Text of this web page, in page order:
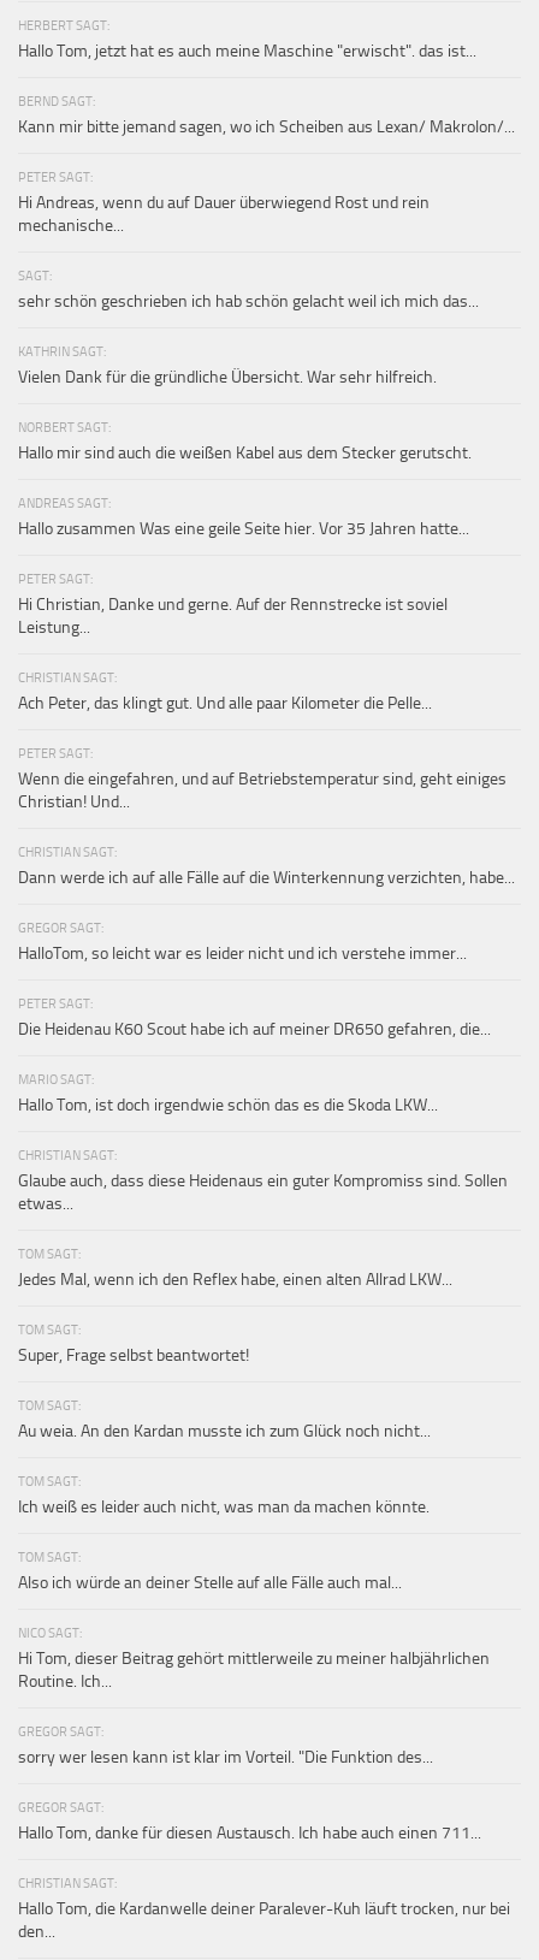
HERBERT SAGT:
Hallo Tom, jetzt hat es auch meine Maschine "erwischt". das ist...
BERND SAGT:
Kann mir bitte jemand sagen, wo ich Scheiben aus Lexan/ Makrolon/...
PETER SAGT:
Hi Andreas, wenn du auf Dauer überwiegend Rost und rein
mechanische...
SAGT:
sehr schön geschrieben ich hab schön gelacht weil ich mich das...
KATHRIN SAGT:
Vielen Dank für die gründliche Übersicht. War sehr hilfreich.
NORBERT SAGT:
Hallo mir sind auch die weißen Kabel aus dem Stecker gerutscht.
ANDREAS SAGT:
Hallo zusammen Was eine geile Seite hier. Vor 35 Jahren hatte...
PETER SAGT:
Hi Christian, Danke und gerne. Auf der Rennstrecke ist soviel
Leistung...
CHRISTIAN SAGT:
Ach Peter, das klingt gut. Und alle paar Kilometer die Pelle...
PETER SAGT:
Wenn die eingefahren, und auf Betriebstemperatur sind, geht einiges
Christian! Und...
CHRISTIAN SAGT:
Dann werde ich auf alle Fälle auf die Winterkennung verzichten, habe...
GREGOR SAGT:
HalloTom, so leicht war es leider nicht und ich verstehe immer...
PETER SAGT:
Die Heidenau K60 Scout habe ich auf meiner DR650 gefahren, die...
MARIO SAGT:
Hallo Tom, ist doch irgendwie schön das es die Skoda LKW...
CHRISTIAN SAGT:
Glaube auch, dass diese Heidenaus ein guter Kompromiss sind. Sollen
etwas...
TOM SAGT:
Jedes Mal, wenn ich den Reflex habe, einen alten Allrad LKW...
TOM SAGT:
Super, Frage selbst beantwortet!
TOM SAGT:
Au weia. An den Kardan musste ich zum Glück noch nicht...
TOM SAGT:
Ich weiß es leider auch nicht, was man da machen könnte.
TOM SAGT:
Also ich würde an deiner Stelle auf alle Fälle auch mal...
NICO SAGT:
Hi Tom, dieser Beitrag gehört mittlerweile zu meiner halbjährlichen
Routine. Ich...
GREGOR SAGT:
sorry wer lesen kann ist klar im Vorteil. "Die Funktion des...
GREGOR SAGT:
Hallo Tom, danke für diesen Austausch. Ich habe auch einen 711...
CHRISTIAN SAGT:
Hallo Tom, die Kardanwelle deiner Paralever-Kuh läuft trocken, nur bei
den...